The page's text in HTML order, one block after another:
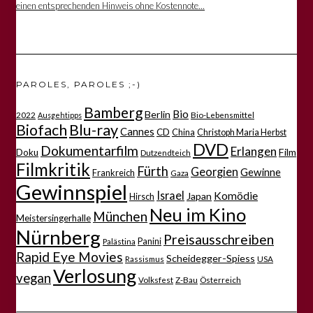
einen entsprechenden Hinweis ohne Kostennote...
PAROLES, PAROLES ;-)
2022 Ausgehtipps BambergBerlin Bio Bio-Lebensmittel
Biofach Blu-rayCannes CD China Christoph Maria Herbst
Doku Dokumentarfilm Dutzendteich DVD Erlangen Film
Filmkritik Frankreich Fürth Gaza Georgien Gewinne
Gewinnspiel Hirsch Israel Japan Komödie
Meistersingerhalle München Neu im Kino
Nürnberg Palästina Panini Preisausschreiben
Rapid Eye Movies Rassismus Scheidegger-Spiess USA
veganVerlosung Volksfest Z-Bau Österreich